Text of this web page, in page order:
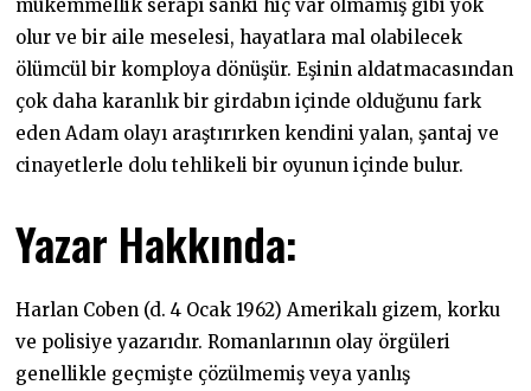
mükemmellik serapı sanki hiç var olmamış gibi yok
olur ve bir aile meselesi, hayatlara mal olabilecek
ölümcül bir komploya dönüşür. Eşinin aldatmacasından
çok daha karanlık bir girdabın içinde olduğunu fark
eden Adam olayı araştırırken kendini yalan, şantaj ve
cinayetlerle dolu tehlikeli bir oyunun içinde bulur.
Yazar Hakkında:
Harlan Coben (d. 4 Ocak 1962) Amerikalı gizem, korku
ve polisiye yazarıdır. Romanlarının olay örgüleri
genellikle geçmişte çözülmemiş veya yanlış